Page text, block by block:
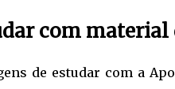
com
de estudar com a